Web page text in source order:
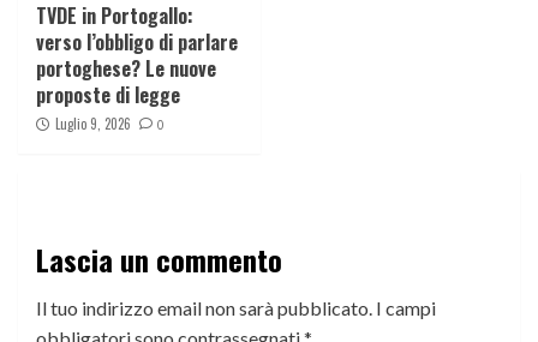
TVDE in Portogallo:
verso l’obbligo di parlare
portoghese? Le nuove
proposte di legge
Luglio 9, 2026 0
Lascia un commento
Il tuo indirizzo email non sarà pubblicato. I campi